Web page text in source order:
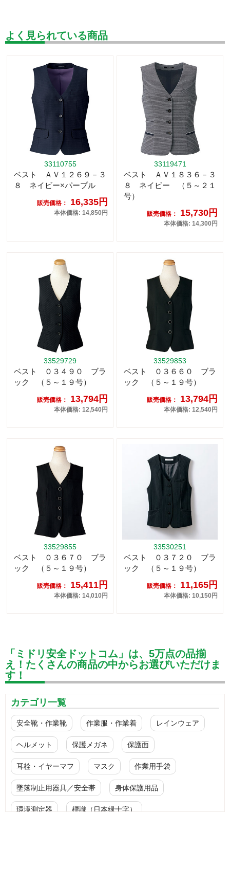
よく見られている商品
33110755
ベスト ＡＶ１２６９－３
８ ネイビー×パープル
販売価格： 16,335円
本体価格: 14,850円
33119471
ベスト ＡＶ１８３６－３
８ ネイビー （５～２１
号）
販売価格： 15,730円
本体価格: 14,300円
33529729
ベスト ０３４９０ ブラ
ック （５～１９号）
販売価格： 13,794円
本体価格: 12,540円
33529853
ベスト ０３６６０ ブラ
ック （５～１９号）
販売価格： 13,794円
本体価格: 12,540円
33529855
ベスト ０３６７０ ブラ
ック （５～１９号）
販売価格： 15,411円
本体価格: 14,010円
33530251
ベスト ０３７２０ ブラ
ック （５～１９号）
販売価格： 11,165円
本体価格: 10,150円
「ミドリ安全ドットコム」は、5万点の品揃
え！たくさんの商品の中からお選びいただけま
す！
カテゴリ一覧
安全靴・作業靴 作業服・作業着 レインウェア
ヘルメット 保護メガネ 保護面
耳栓・イヤーマフ マスク 作業用手袋
墜落制止用器具／安全帯 身体保護用品
環境測定器 標識（日本緑十字）